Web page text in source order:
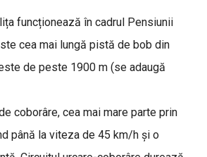
funcționează în cadrul Pensiunii
cea mai lungă pistă de bob din
de peste 1900 m (se adaugă
coborâre, cea mai mare parte prin
până la viteza de 45 km/h și o